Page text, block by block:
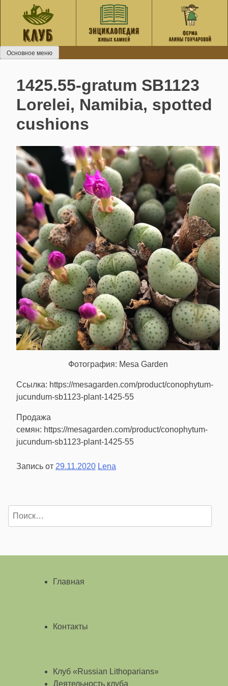
содержанию
Основное меню
1425.55-gratum SB1123
Lorelei, Namibia, spotted
cushions
Фотография: Mesa Garden
Ссылка: https://mesagarden.com/product/conophytum-
jucundum-sb1123-plant-1425-55
Продажа
семян: https://mesagarden.com/product/conophytum-
jucundum-sb1123-plant-1425-55
Запись от 29.11.2020 Lena
Найти:
Главная
Контакты
Клуб «Russian Lithoparians»
Деятельность клуба